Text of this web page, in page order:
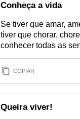
Conheça a vida
Se tiver que amar,
tiver que chorar,
conhecer todas as
COPIAR
Queira viver!